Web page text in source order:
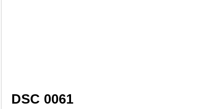
DSC 0061